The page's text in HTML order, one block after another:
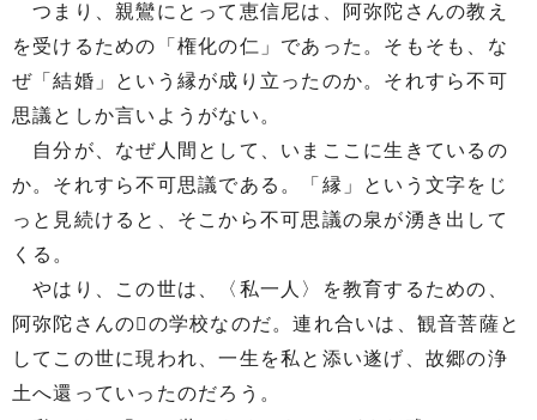
つまり、親鸞にとって恵信尼は、阿弥陀さんの教え
を受けるための「権化の仁」であった。そもそも、な
ぜ「結婚」という縁が成り立ったのか。それすら不可
思議としか言いようがない。
自分が、なぜ人間として、いまここに生きているの
か。それすら不可思議である。「縁」という文字をじ
っと見続けると、そこから不可思議の泉が湧き出して
くる。
やはり、この世は、〈私一人〉を教育するための、
阿弥陀さんのの学校なのだ。連れ合いは、観音菩薩と
してこの世に現われ、一生を私と添い遂げ、故郷の浄
土へ還っていったのだろう。